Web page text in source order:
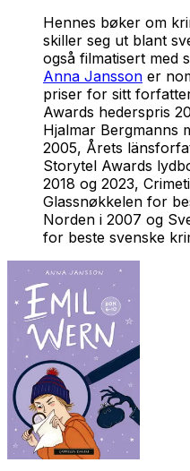
Hennes bøker om
skiller seg ut blant
også filmatisert med
Anna Jansson er
priser for sitt
Awards hederspris
Hjalmar Bergmanns
2005, Årets
Storytel Awards
2018 og 2023,
Glassnøkkelen for
Norden i 2007 og
for beste svenske